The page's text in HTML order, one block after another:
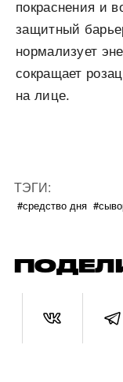
покраснения и
защитный
нормализует
сокращает
на лице.
ТЭГИ:
#средство дня